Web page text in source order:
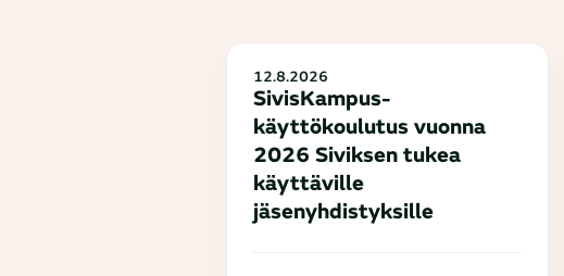
12.8.2026
SivisKampus-
käyttökoulutus vuonna
2026 Siviksen tukea
käyttäville
jäsenyhdistyksille